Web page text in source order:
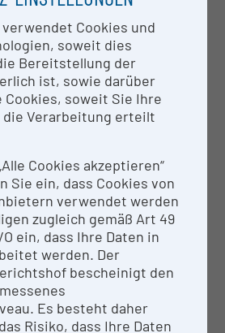
automatischem
Software für
Auswertungen und
Edelsteinen,
Gesteinen und
Bedingungen auf
forschung/mineralogie__petr
Cookies und
soweit dies
Bereitstellung der
ist, sowie darüber
soweit Sie Ihre
Verarbeitung erteilt
Cookies akzeptieren“
Sie ein, dass Cookies von
verwendet werden
zugleich gemäß Art 49
ein, dass Ihre Daten in
werden. Der
bescheinigt den
Es besteht daher
Risiko, dass Ihre Daten